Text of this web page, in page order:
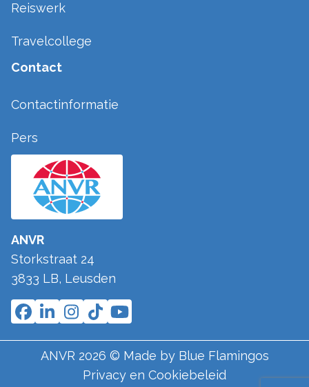
ANVR
Storkstraat 24
3833 LB, Leusden
Reiswerk
Travelcollege
Contact
Contactinformatie
Pers
ANVR 2026 © Made by Blue Flamingos
Privacy en Cookiebeleid